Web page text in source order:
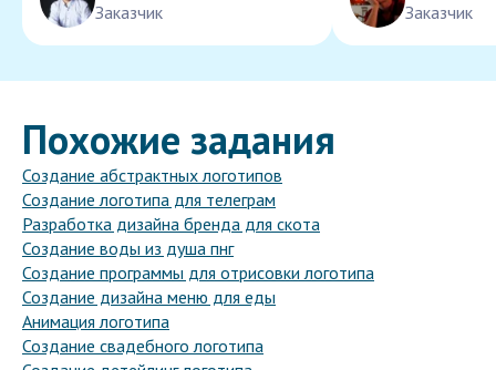
Заказчик Заказчик
Похожие задания
Создание абстрактных логотипов
Создание логотипа для телеграм
Разработка дизайна бренда для скота
Создание воды из душа пнг
Создание программы для отрисовки логотипа
Создание дизайна меню для еды
Анимация логотипа
Создание свадебного логотипа